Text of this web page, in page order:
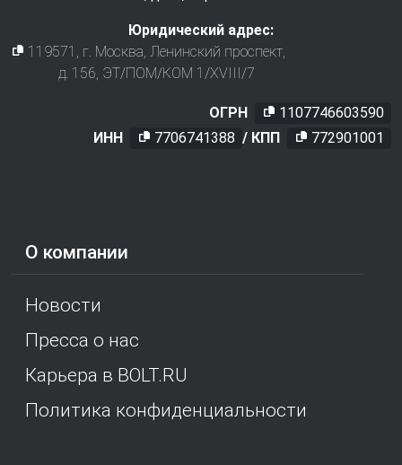
О компании
Новости
Пресса о нас
Карьера в BOLT.RU
Политика конфиденциальности
Юридический адрес:
119571
, г. Москва Ленинский проспект,
д. 156, ЭТ/ПОМ/КОМ 1/XVIII/7
ОГРН
1107746603590
ИНН
7706741388 / КПП 772901001